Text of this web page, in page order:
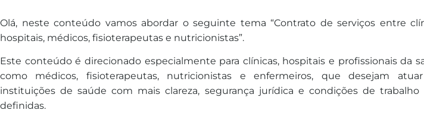
Olá, neste conteúdo vamos abordar o seguinte tema “Contrato de serviços entre
hospitais, médicos, fisioterapeutas e nutricionistas”.
Este conteúdo é direcionado especialmente para clínicas, hospitais e profissionais da
como médicos, fisioterapeutas, nutricionistas e enfermeiros, que desejam
instituições de saúde com mais clareza, segurança jurídica e condições de trabalho
definidas.